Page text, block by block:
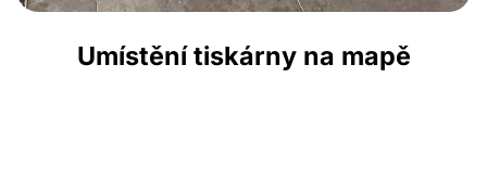
Umístění tiskárny na mapě